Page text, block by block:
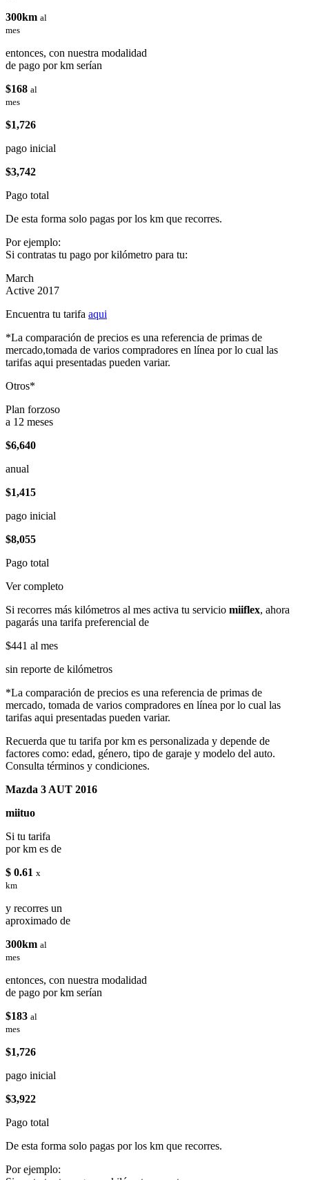
300km al
mes
entonces, con nuestra modalidad
de pago por km serían
$168 al
mes
$1,726
pago inicial
$3,742
Pago total
De esta forma solo pagas por los km que recorres.
Por ejemplo:
Si contratas tu pago por kilómetro para tu:
March
Active 2017
Encuentra tu tarifa aqui
*La comparación de precios es una referencia de primas de
mercado,tomada de varios compradores en línea por lo cual las
tarifas aqui presentadas pueden variar.
Otros*
Plan forzoso
a 12 meses
$6,640
anual
$1,415
pago inicial
$8,055
Pago total
Ver completo
Si recorres más kilómetros al mes activa tu servicio miiflex, ahora
pagarás una tarifa preferencial de
$441 al mes
sin reporte de kilómetros
*La comparación de precios es una referencia de primas de
mercado, tomada de varios compradores en línea por lo cual las
tarifas aqui presentadas pueden variar.
Recuerda que tu tarifa por km es personalizada y depende de
factores como: edad, género, tipo de garaje y modelo del auto.
Consulta términos y condiciones.
Mazda 3 AUT 2016
miituo
Si tu tarifa
por km es de
$ 0.61 x
km
y recorres un
aproximado de
300km al
mes
entonces, con nuestra modalidad
de pago por km serían
$183 al
mes
$1,726
pago inicial
$3,922
Pago total
De esta forma solo pagas por los km que recorres.
Por ejemplo: